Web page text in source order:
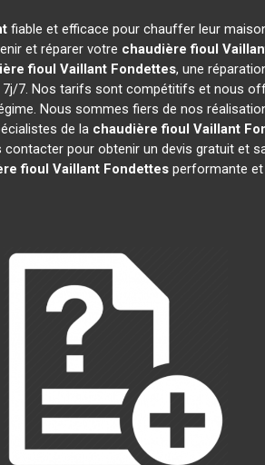
fiable et efficace pour chauffer leur
et réparer votre chaudière fioul
fioul Vaillant Fondettes, une
7. Nos tarifs sont compétitifs et nous
Nous sommes fiers de nos
de la chaudière fioul Vaillant
pour obtenir un devis gratuit et
fioul Vaillant Fondettesperformante et